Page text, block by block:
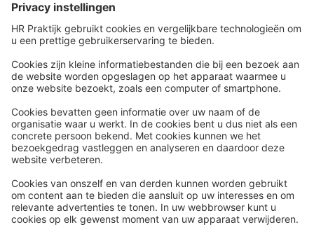
Snel naar
Nieuws
Whitepapers
Webinars
Word lid
Contact
Meer
HR Academy
HR Podcast
CHRO
HR Day
Volg Ons